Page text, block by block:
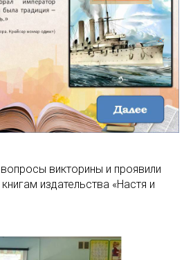
викторины и проявили
издательства «Настя и